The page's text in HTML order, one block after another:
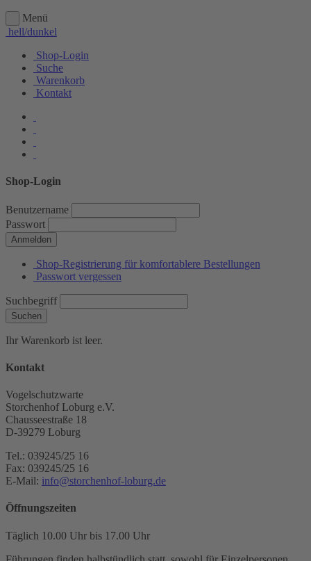
Menü
hell/dunkel
Shop-Login
Suche
Warenkorb
Kontakt
Shop-Login
Benutzername
Passwort
Anmelden
Shop-Registrierung für komfortablere Bestellungen
Passwort vergessen
Suchbegriff
Suchen
Ihr Warenkorb ist leer.
Kontakt
Vogelschutzwarte
Storchenhof Loburg e.V.
Chausseestraße 18
D-39279 Loburg
Tel.: 039245/25 16
Fax: 039245/25 16
E-Mail: info@storchenhof-loburg.de
Öffnungszeiten
Täglich 10.00 Uhr bis 17.00 Uhr